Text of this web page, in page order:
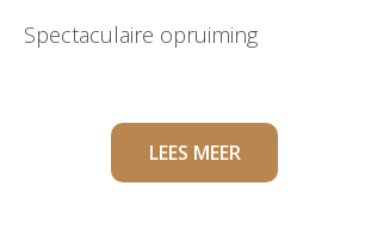
Spectaculaire opruiming
LEES MEER